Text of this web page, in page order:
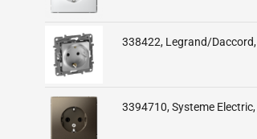
338422, Legrand/Daccord,
3394710,Systeme Electric,